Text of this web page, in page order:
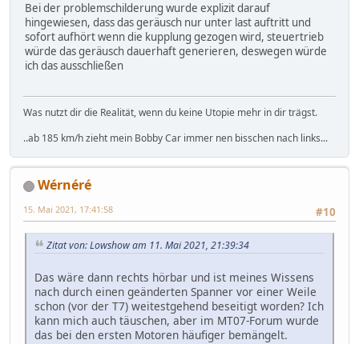
Bei der problemschilderung wurde explizit darauf
hingewiesen, dass das geräusch nur unter last auftritt und
sofort aufhört wenn die kupplung gezogen wird, steuertrieb
würde das geräusch dauerhaft generieren, deswegen würde
ich das ausschließen
Was nutzt dir die Realität, wenn du keine Utopie mehr in dir trägst.
..ab 185 km/h zieht mein Bobby Car immer nen bisschen nach links...
Wérnéré
#10
15. Mai 2021, 17:41:58
Zitat von: Lowshow am 11. Mai 2021, 21:39:34
Das wäre dann rechts hörbar und ist meines Wissens
nach durch einen geänderten Spanner vor einer Weile
schon (vor der T7) weitestgehend beseitigt worden? Ich
kann mich auch täuschen, aber im MT07-Forum wurde
das bei den ersten Motoren häufiger bemängelt.